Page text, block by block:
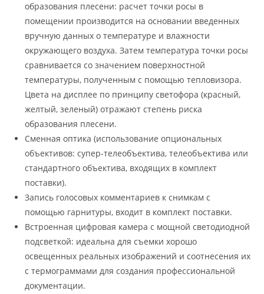
образования плесени: расчет точки росы в
помещении производится на основании введенных
вручную данных о температуре и влажности
окружающего воздуха. Затем температура точки росы
сравнивается со значением поверхностной
температуры, полученным с помощью тепловизора.
Цвета на дисплее по принципу светофора (красный,
желтый, зеленый) отражают степень риска
образования плесени.
Сменная оптика (использование опциональных
объективов: супер-телеобъектива, телеобъектива или
стандартного объектива, входящих в комплект
поставки).
Запись голосовых комментариев к снимкам с
помощью гарнитуры, входит в комплект поставки.
Встроенная цифровая камера с мощной светодиодной
подсветкой: идеальна для съемки хорошо
освещенных реальных изображений и соотнесения их
с термограммами для создания профессиональной
документации.